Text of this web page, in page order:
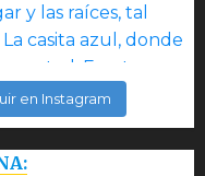
en Instagram